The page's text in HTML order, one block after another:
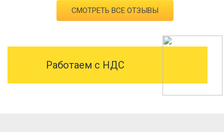
СМОТРЕТЬ ВСЕ ОТЗЫВЫ
Работаем с НДС